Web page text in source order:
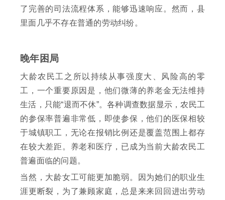
了完善的司法流程体系，能够迅速响应。然而，县
里面几乎不存在普通的劳动纠纷。
晚年困局
大龄农民工之所以持续从事强度大、风险高的零
工，一个重要原因是，他们微薄的养老金无法维持
生活，只能“退而不休”。各种调查数据显示，农民工
的参保率普遍非常低，即使参保，他们的医保相较
于城镇职工，无论在报销比例还是覆盖范围上都存
在较大差距。养老和医疗，已成为当前大龄农民工
普遍面临的问题。
当然，大龄女工可能更加脆弱。因为她们的职业生
涯更断裂，为了兼顾家庭，总是来来回回进出劳动